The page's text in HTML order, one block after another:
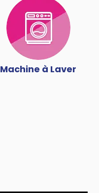
Machine à Laver